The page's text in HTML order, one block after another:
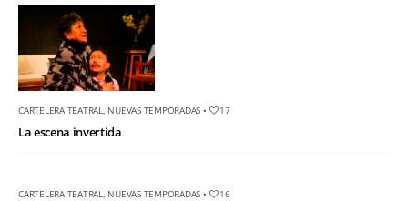
CARTELERA TEATRAL NUEVAS TEMPORADAS • 17
La escena invertida
CARTELERA TEATRAL NUEVAS TEMPORADAS • 16